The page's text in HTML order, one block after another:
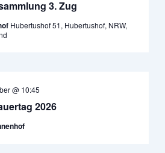
3. Zug
Hubertushof 51, Hubertushof, NRW,
2026
@ 10:45